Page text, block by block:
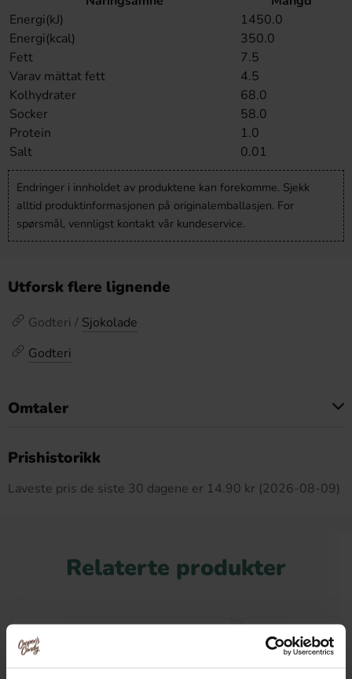
Energi(kJ)
1450.0
Energi(kcal)
350.0
Fett
7.5
Varav mättat fett
4.5
Kolhydrater
68.0
Socker
58.0
Protein
1.0
Salt
0.01
Endringer i innholdet av produktene kan forekomme. Sjekk
alltid produktinformasjonen på originalemballasjen. For
spørsmål, vennligst kontakt vår kundeservice.
Utforsk flere lignende
Godteri / Sjokolade
Godteri
Omtaler
Prishistorikk
Laveste pris de siste 30 dagene er 14.90 kr (2026-08-09)
Relaterte produkter